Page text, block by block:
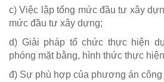
c) Việc lập tổng mức đầu tư xây
mức đầu tư xây dựng;
d) Giải pháp tổ chức thực hiện
phóng mặt bằng, hình thức thực
đ) Sự phù hợp của phương án công